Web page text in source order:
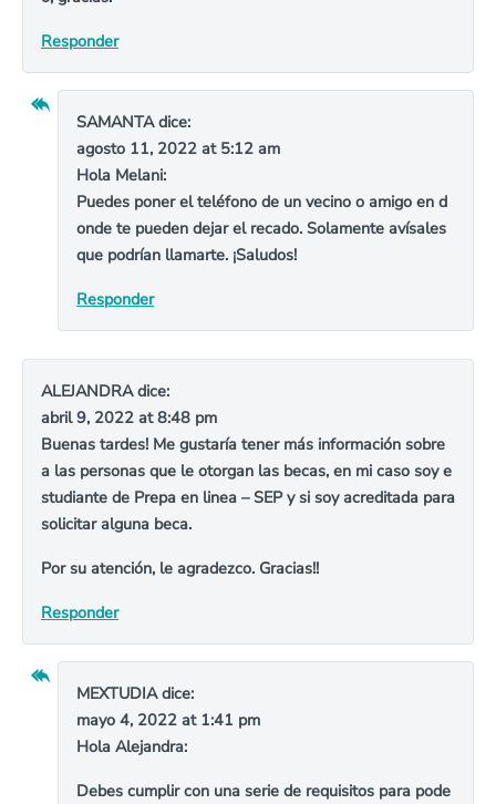
Responder
SAMANTAdice:
agosto 11, 2022 at 5:12 am
Hola Melani:
Puedes poner el teléfono de un vecino o amigo en d
onde te pueden dejar el recado. Solamente avísales
que podrían llamarte. ¡Saludos!
Responder
ALEJANDRAdice:
abril 9, 2022 at 8:48 pm
Buenas tardes! Me gustaría tener más información sobre
a las personas que le otorgan las becas, en mi caso soy e
studiante de Prepa en linea – SEP y si soy acreditada para
solicitar alguna beca.
Por su atención, le agradezco. Gracias!!
Responder
MEXTUDIAdice:
mayo 4, 2022 at 1:41 pm
Hola Alejandra:
Debes cumplir con una serie de requisitos para pode